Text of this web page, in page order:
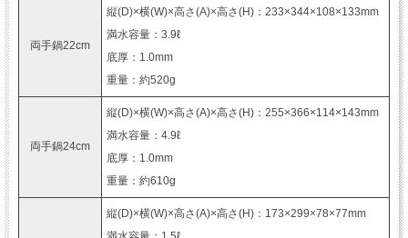
両手鍋22cm
縦(D)×横(W)×高さ(A)×高さ(H)：233×344×108×133mm
満水容量：3.9ℓ
底厚：1.0mm
重量：約520g
両手鍋24cm
縦(D)×横(W)×高さ(A)×高さ(H)：255×366×114×143mm
満水容量：4.9ℓ
底厚：1.0mm
重量：約610g
縦(D)×横(W)×高さ(A)×高さ(H)：173×299×78×77mm